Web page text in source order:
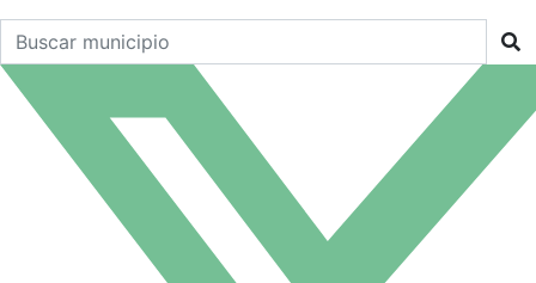
Buscar un municipio